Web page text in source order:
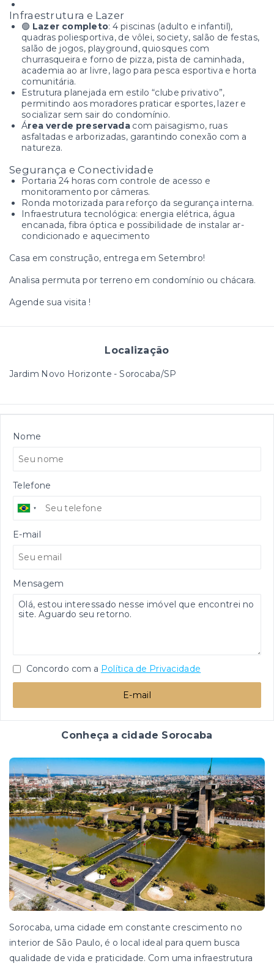
Infraestrutura e Lazer
🟢 Lazer completo: 4 piscinas (adulto e infantil),
quadras poliesportiva, de vôlei, society, salão de festas,
salão de jogos, playground, quiosques com
churrasqueira e forno de pizza, pista de caminhada,
academia ao ar livre, lago para pesca esportiva e horta
comunitária.
Estrutura planejada em estilo “clube privativo”,
permitindo aos moradores praticar esportes, lazer e
socializar sem sair do condomínio.
Área verde preservadacom paisagismo, ruas
asfaltadas e arborizadas, garantindo conexão com a
natureza.
Segurança e Conectividade
Portaria 24 horas com controle de acesso e
monitoramento por câmeras.
Ronda motorizada para reforço da segurança interna.
Infraestrutura tecnológica: energia elétrica, água
encanada, fibra óptica e possibilidade de instalar ar-
condicionado e aquecimento
Casa em construção, entrega em Setembro!
Analisa permuta por terreno em condomínio ou chácara.
Agende sua visita !
Localização
Jardim Novo Horizonte - Sorocaba/SP
Nome
Telefone
E-mail
Mensagem
Concordo com a Política de Privacidade
E-mail
Conheça a cidade Sorocaba
Sorocaba, uma cidade em constante crescimento no
interior de São Paulo, é o local ideal para quem busca
qualidade de vida e praticidade. Com uma infraestrutura